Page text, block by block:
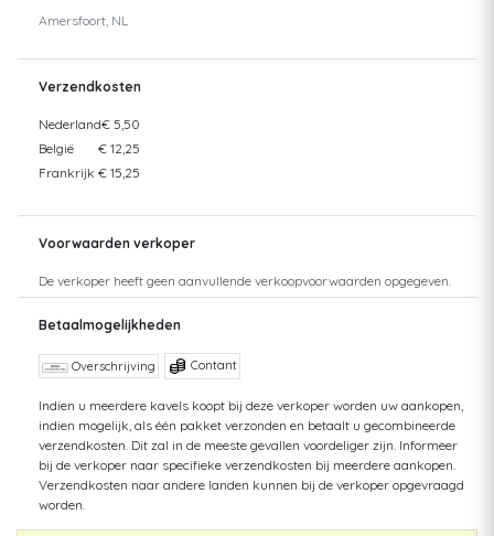
Amersfoort, NL
Verzendkosten
Nederland€ 5,50
België
€ 12,25
Frankrijk € 15,25
Voorwaarden verkoper
De verkoper heeft geen aanvullende verkoopvoorwaarden opgegeven.
Betaalmogelijkheden
Overschrijving Contant
Indien u meerdere kavels koopt bij deze verkoper worden uw aankopen,
indien mogelijk, als één pakket verzonden en betaalt u gecombineerde
verzendkosten. Dit zal in de meeste gevallen voordeliger zijn. Informeer
bij de verkoper naar specifieke verzendkosten bij meerdere aankopen.
Verzendkosten naar andere landen kunnen bij de verkoper opgevraagd
worden.